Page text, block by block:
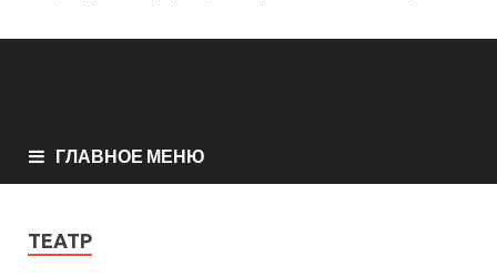
ГЛАВНОЕ МЕНЮ
ТЕАТР